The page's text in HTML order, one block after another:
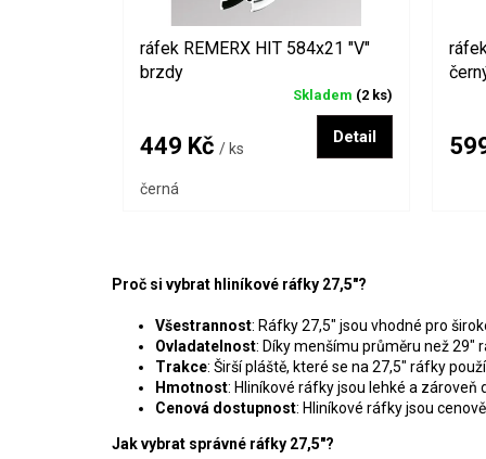
ráfek REMERX HIT 584x21 "V"
brzdy
Skladem (2 ks)
449 Kč / ks
Detail
černá
Proč si vybrat hliníkové ráfky 27,5"?
Všestrannost: Ráfky 27,5" jsou vhodné pro
Ovladatelnost: Díky menšímu průměru než 29"
Trakce: Širší pláště, které se na 27,5" ráfky
Hmotnost: Hliníkové ráfky jsou lehké a
Cenová dostupnost: Hliníkové ráfky jsou
Jak vybrat správné ráfky 27,5"?